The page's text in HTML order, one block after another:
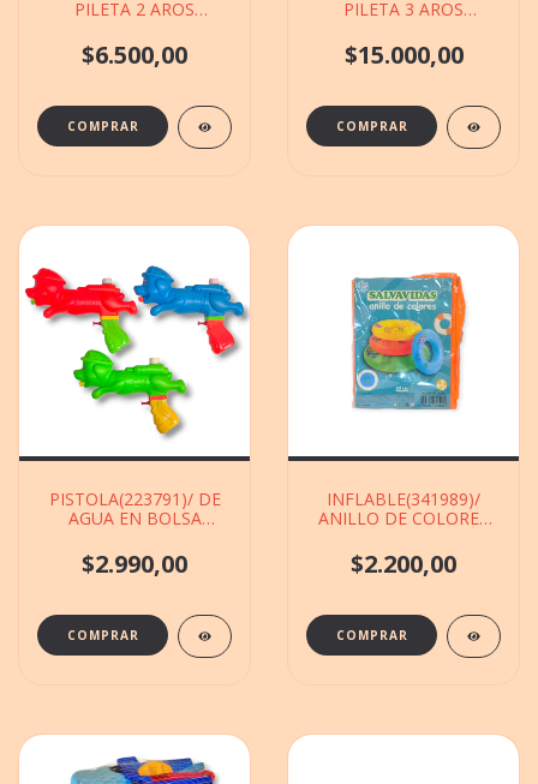
PILETA 2 AROS
$6.500,00
PILETA 3 AROS
$15.000,00
PISTOLA(223791)/ DE
AGUA EN BOLSA
$2.990,00
INFLABLE(341989)/
ANILLO DE COLORES
$2.200,00